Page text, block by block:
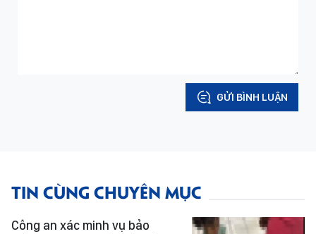
GỬI BÌNH LUẬN
TIN CÙNG CHUYÊN MỤC
Công an xác minh vụ bảo